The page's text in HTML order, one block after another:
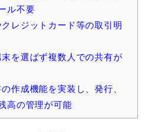
ル不要
レジットカード等の取引明
を選ばず複数人での共有が
作成機能を実装し、発行、
高の管理が可能